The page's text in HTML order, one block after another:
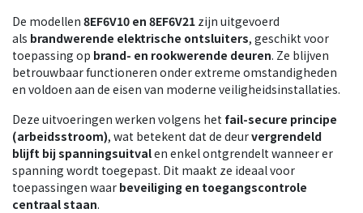
De modellen 8EF6V10 en 8EF6V21 zijn uitgevoerd
als brandwerende elektrische ontsluiters, geschikt voor
toepassing op brand- en rookwerende deuren. Ze blijven
betrouwbaar functioneren onder extreme omstandigheden
en voldoen aan de eisen van moderne veiligheidsinstallaties.
Deze uitvoeringen werken volgens het fail-secure principe
(arbeidsstroom), wat betekent dat de deurvergrendeld
blijft bij spanningsuitvalen enkel ontgrendelt wanneer er
spanning wordt toegepast. Dit maakt ze ideaal voor
toepassingen waar beveiliging en toegangscontrole
centraal staan.